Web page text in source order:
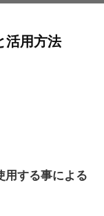
活用方法
する事による